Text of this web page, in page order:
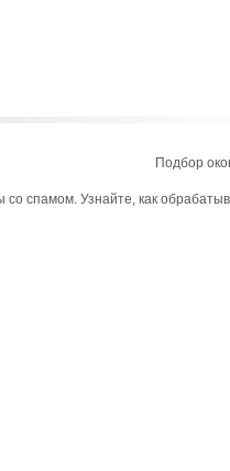
Подбор
со спамом. Узнайте, как